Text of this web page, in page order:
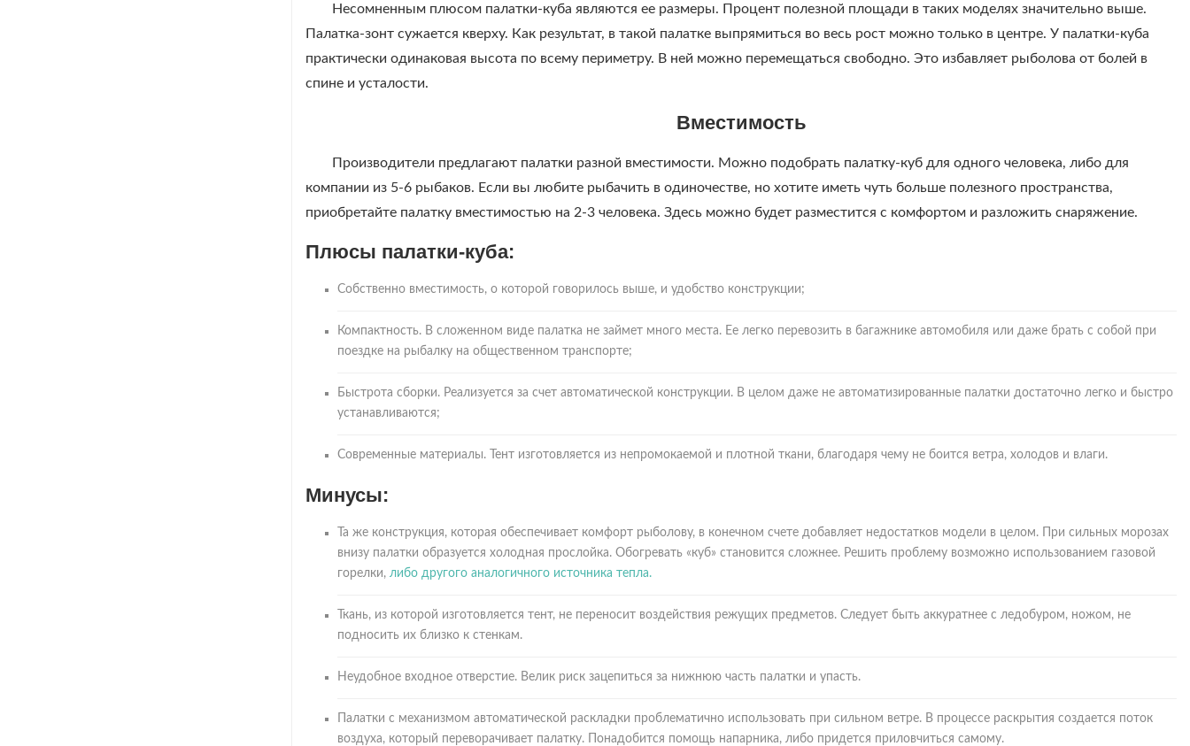
Несомненным плюсом палатки-куба являются ее размеры. Процент полезной площади в таких моделях значительно выше.
Палатка-зонт сужается кверху. Как результат, в такой палатке выпрямиться во весь рост можно только в центре. У палатки-куба
практически одинаковая высота по всему периметру. В ней можно перемещаться свободно. Это избавляет рыболова от болей в
спине и усталости.
Вместимость
Производители предлагают палатки разной вместимости. Можно подобрать палатку-куб для одного человека, либо для
компании из 5-6 рыбаков. Если вы любите рыбачить в одиночестве, но хотите иметь чуть больше полезного пространства,
приобретайте палатку вместимостью на 2-3 человека. Здесь можно будет разместится с комфортом и разложить снаряжение.
Плюсы палатки-куба:
Собственно вместимость, о которой говорилось выше, и удобство конструкции;
Компактность. В сложенном виде палатка не займет много места. Ее легко перевозить в багажнике автомобиля или даже брать с собой при
поездке на рыбалку на общественном транспорте;
Быстрота сборки. Реализуется за счет автоматической конструкции. В целом даже не автоматизированные палатки достаточно легко и быстро
устанавливаются;
Современные материалы. Тент изготовляется из непромокаемой и плотной ткани, благодаря чему не боится ветра, холодов и влаги.
Минусы:
Та же конструкция, которая обеспечивает комфорт рыболову, в конечном счете добавляет недостатков модели в целом. При сильных морозах
внизу палатки образуется холодная прослойка. Обогревать «куб» становится сложнее. Решить проблему возможно использованием газовой
горелки, либо другого аналогичного источника тепла.
Ткань, из которой изготовляется тент, не переносит воздействия режущих предметов. Следует быть аккуратнее с ледобуром, ножом, не
подносить их близко к стенкам.
Неудобное входное отверстие. Велик риск зацепиться за нижнюю часть палатки и упасть.
Палатки с механизмом автоматической раскладки проблематично использовать при сильном ветре. В процессе раскрытия создается поток
воздуха, который переворачивает палатку. Понадобится помощь напарника, либо придется приловчиться самому.